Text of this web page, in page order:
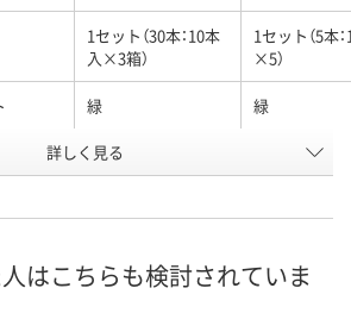
1セット（30本：10本
入×3箱）
1セット（5本
×5）
緑 緑
611535 8243328
8月11日（火）
詳しく見る
はこちらも検討されていま